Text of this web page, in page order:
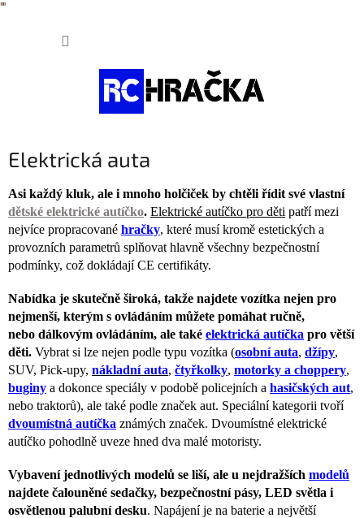
""
Elektrická auta
Asi každý kluk, ale i mnoho holčiček by chtěli řídit své vlastní
dětské elektrické autíčko. Elektrické autíčko pro děti patří mezi
nejvíce propracované hračky, které musí kromě estetických a
provozních parametrů splňovat hlavně všechny bezpečnostní
podmínky, což dokládají CE certifikáty.
Nabídka je skutečně široká, takže najdete vozítka nejen pro
nejmenší, kterým s ovládáním můžete pomáhat ručně,
nebo dálkovým ovládáním, ale také elektrická autíčka pro větší
děti. Vybrat si lze nejen podle typu vozítka (osobní auta, džípy,
SUV, Pick-upy, nákladní auta, čtyřkolky, motorky a choppery,
buginy a dokonce speciály v podobě policejních a hasičských aut,
nebo traktorů), ale také podle značek aut. Speciální kategorii tvoří
dvoumístná autíčka známých značek. Dvoumístné elektrické
autíčko pohodlně uveze hned dva malé motoristy.
Vybavení jednotlivých modelů se liší, ale u nejdražších modelů
najdete čalouněné sedačky, bezpečnostní pásy, LED světla i
osvětlenou palubní desku. Napájení je na baterie a největší